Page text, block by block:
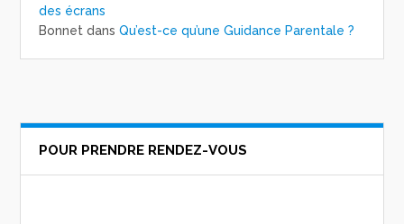
des écrans
Bonnet dansQu’est-ce qu’une Guidance Parentale ?
POUR PRENDRE RENDEZ-VOUS